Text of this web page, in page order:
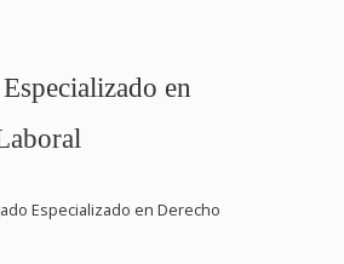
en
Especializado en Derecho